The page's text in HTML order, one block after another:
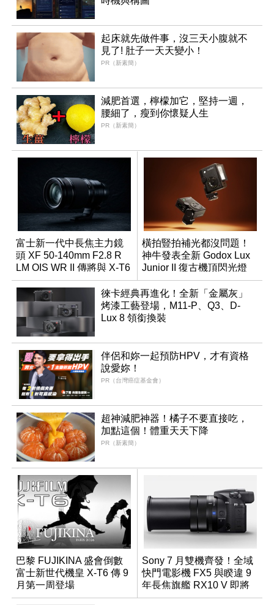
起床就先做件事，沒三天小腹就不
見了! 肚子一天天變小！
PR（新素簡）
減肥首選，檸檬加它，堅持一週，
腰細了，瘦到你懷疑人生
PR（新素簡）
富士新一代中長焦主力鏡
頭 XF 50-140mm F2.8 R
LM OIS WR II 傳將與 X-T6
同步亮相
橫拍豎拍補光都沒問題！
神牛發表全新 Godox Lux
Junior II 復古機頂閃光燈
徠卡經典再進化！全新「金屬灰」
烤漆工藝登場，M11-P、Q3、D-
Lux 8 領銜換裝
伴侶和妳一起預防HPV，才有資格
說愛妳！
PR（台灣癌症基金會）
超神減肥神器！橘子不要直接吃，
加點這個！體重天天下降
PR（新素簡）
巴黎 FUJIKINA 盛會倒數
富士新世代機皇 X-T6 傳 9
月第一周登場
Sony 7 月雙機齊發！全域
快門電影機 FX5 與睽違 9
年長焦旗艦 RX10 V 即將
登場